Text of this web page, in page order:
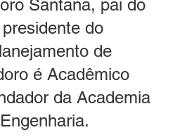
Santana, pai do
do
de
é Acadêmico
da Academia